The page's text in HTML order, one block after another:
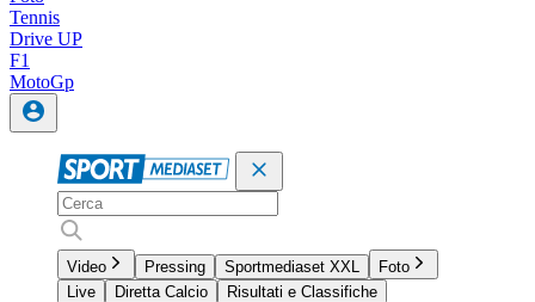
Tennis
Drive UP
F1
MotoGp
Video Pressing Sportmediaset XXL
Foto
Live
Diretta Calcio
Risultati e Classifiche